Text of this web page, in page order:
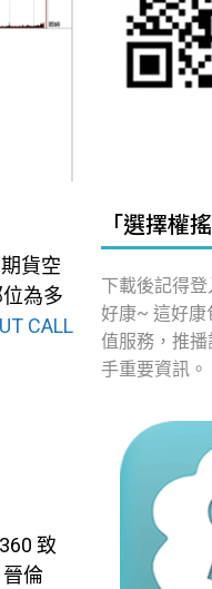
貨空
為多
CALL
致
倫
「選擇權
下載後記得
好康~ 這好康
值服務，推
手重要資訊。